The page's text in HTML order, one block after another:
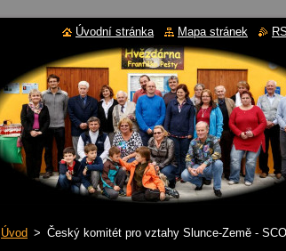
Úvod > Český komitét pro vztahy Slunce-Země -
Úvodní stránka Mapa stránek